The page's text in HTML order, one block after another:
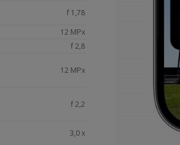
f 1,78
12 MPx
f 2,8
12 MPx
f 2,2
3,0 x